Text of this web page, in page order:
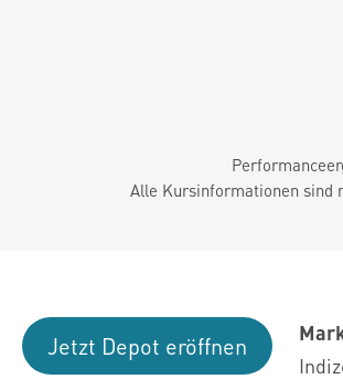
Alle Kursinformationen sind
Jetzt Depot eröffnen